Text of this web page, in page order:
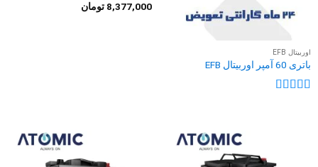
اوربیتال EFB
باتری 60 آمپر اوربیتال EFB
8,377,000 تومان